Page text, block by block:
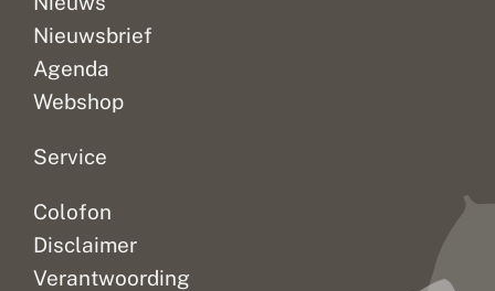
Nieuwsbrief
Agenda
Webshop
Service
Colofon
Disclaimer
Verantwoording